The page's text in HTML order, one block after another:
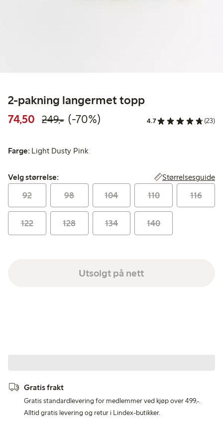
2-pakning langermet topp
74,50 Rabattert pris: 74,50 kr
249,-Vanlig pris: 249,00 kr
70% rabatt
(-70%) 4.7 (23)
Farge: Light Dusty Pink
Velg størrelse:
Velg størrelse: Størrelsesguide
92 98 104 110 116
122 128 134 140
Utsolgt på nett
Gratis frakt
Gratis standardlevering for medlemmer ved kjøp over 499,-.
Alltid gratis levering og retur i Lindex-butikker.